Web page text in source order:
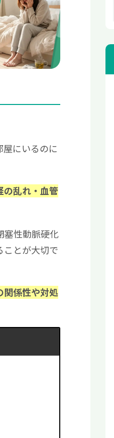
屋にいるのに
の乱れ・血管
塞性動脈硬化
ことが大切で
関係性や対処